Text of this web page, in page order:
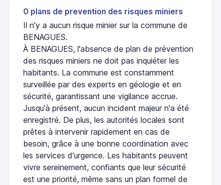
0 plans de prevention des risques miniers
Il n'y a aucun risque minier sur la commune de
BENAGUES.
À BENAGUES, l'absence de plan de prévention
des risques miniers ne doit pas inquiéter les
habitants. La commune est constamment
surveillée par des experts en géologie et en
sécurité, garantissant une vigilance accrue.
Jusqu'à présent, aucun incident majeur n'a été
enregistré. De plus, les autorités locales sont
prêtes à intervenir rapidement en cas de
besoin, grâce à une bonne coordination avec
les services d'urgence. Les habitants peuvent
vivre sereinement, confiants que leur sécurité
est une priorité, même sans un plan formel de